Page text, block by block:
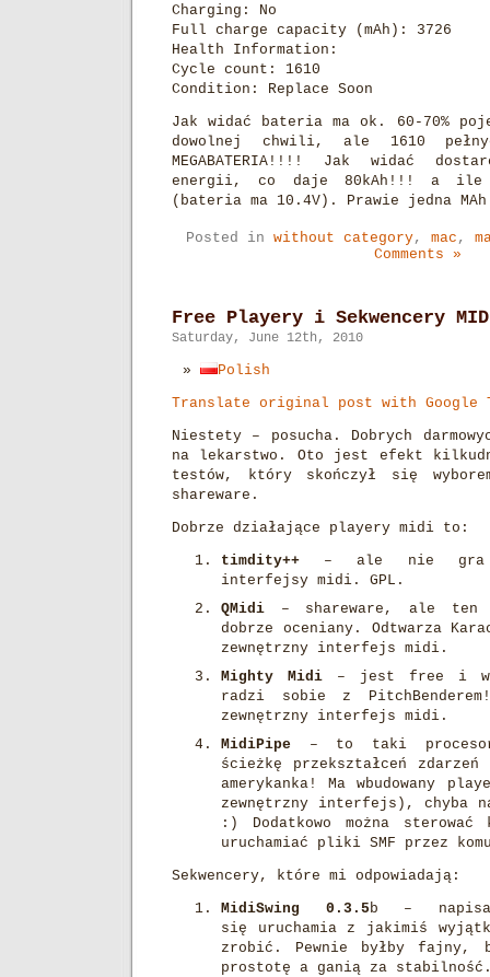
Charging: No
Full charge capacity (mAh): 3726
Health Information:
Cycle count: 1610
Condition: Replace Soon
Jak widać bateria ma ok. 60-70%
dowolnej chwili, ale 1610
MEGABATERIA!!!! Jak widać
energii, co daje 80kAh!!! a ile
(bateria ma 10.4V). Prawie jedna
Posted in without category, mac ,
Comments »
Free Playery i Sekwencery
Saturday, June 12th, 2010
Polish
Translate original post with Google
Niestety – posucha. Dobrych
na lekarstwo. Oto jest efekt
testów, który skończył się
shareware.
Dobrze działające playery midi to:
timdity++ – ale nie gra
interfejsy midi. GPL.
QMidi – shareware, ale
dobrze oceniany. Odtwarza
zewnętrzny interfejs midi.
Mighty Midi – jest free i
radzi sobie z
zewnętrzny interfejs midi.
MidiPipe – to taki
ścieżkę przekształceń
amerykanka! Ma wbudowany
zewnętrzny interfejs), chyba
:) Dodatkowo można
uruchamiać pliki SMF przez
Sekwencery, które mi odpowiadają:
MidiSwing 0.3.5b –
się uruchamia z jakimiś
zrobić. Pewnie byłby fajny,
prostotę a ganią za